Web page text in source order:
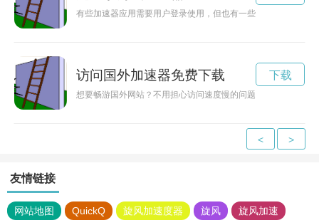
有些加速器应用需要用户登录使用，但也有一些无需登录即可
访问国外加速器免费下载
想要畅游国外网站？不用担心访问速度慢的问题，现在可以免
下载
< >
友情链接
网站地图 QuickQ 旋风加速度器 旋风 旋风加速